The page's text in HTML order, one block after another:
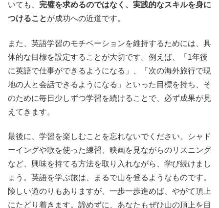
いても、 完璧を求めるのではなく、実践的なスキルを身に
つけることが成功への近道です。
また、英語学習のモチベーションを維持するためには、具
体的な目標を設定することが大切です。例えば、「1年後
に英語で仕事ができるようになる」、「次の海外旅行で現
地の人と会話できるようになる」といった目標を持ち、そ
のために毎日少しずつ学習を続けることで、必ず成果が見
えてきます。
最後に、学習を楽しむことを忘れないでください。シャド
ーイングや歌を使った練習、映画を見ながらのリスニング
など、興味を持てる方法を取り入れながら、学び続けまし
ょう。英語を学ぶ旅は、まるで山を登るようなものです。
険しい道のりもありますが、一歩一歩進めば、やがて頂上
にたどり着きます。諦めずに、あなたもぜひ山の頂上を目